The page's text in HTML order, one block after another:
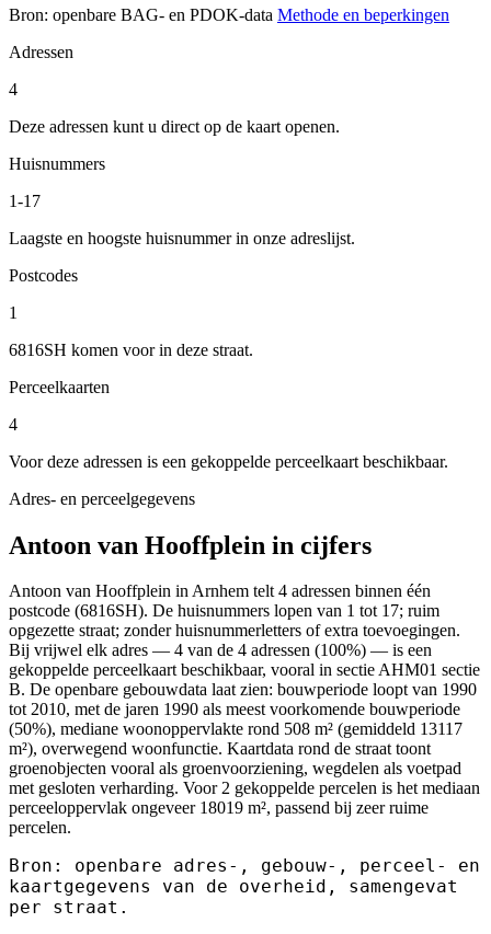
Bron: openbare BAG- en PDOK-data Methode en beperkingen
Adressen
4
Deze adressen kunt u direct op de kaart openen.
Huisnummers
1-17
Laagste en hoogste huisnummer in onze adreslijst.
Postcodes
1
6816SH komen voor in deze straat.
Perceelkaarten
4
Voor deze adressen is een gekoppelde perceelkaart beschikbaar.
Adres- en perceelgegevens
Antoon van Hooffplein in cijfers
Antoon van Hooffplein in Arnhem telt 4 adressen binnen één
postcode (6816SH). De huisnummers lopen van 1 tot 17; ruim
opgezette straat; zonder huisnummerletters of extra toevoegingen.
Bij vrijwel elk adres — 4 van de 4 adressen (100%) — is een
gekoppelde perceelkaart beschikbaar, vooral in sectie AHM01 sectie
B. De openbare gebouwdata laat zien: bouwperiode loopt van 1990
tot 2010, met de jaren 1990 als meest voorkomende bouwperiode
(50%), mediane woonoppervlakte rond 508 m² (gemiddeld 13117
m²), overwegend woonfunctie. Kaartdata rond de straat toont
groenobjecten vooral als groenvoorziening, wegdelen als voetpad
met gesloten verharding. Voor 2 gekoppelde percelen is het mediaan
perceeloppervlak ongeveer 18019 m², passend bij zeer ruime
percelen.
Bron: openbare adres-, gebouw-, perceel- en
kaartgegevens van de overheid, samengevat
per straat.